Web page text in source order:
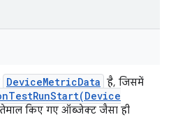
DeviceMetricData है, जिसमें
Device
किए गए ऑब्जेक्ट जैसा ही